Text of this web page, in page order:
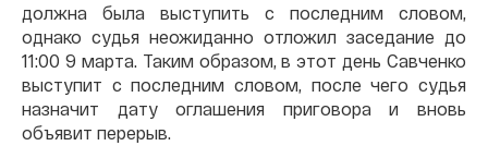
должна была выступить с последним словом,
однако судья неожиданно отложил заседание до
11:00 9 марта. Таким образом, в этот день Савченко
выступит с последним словом, после чего судья
назначит дату оглашения приговора и вновь
объявит перерыв.